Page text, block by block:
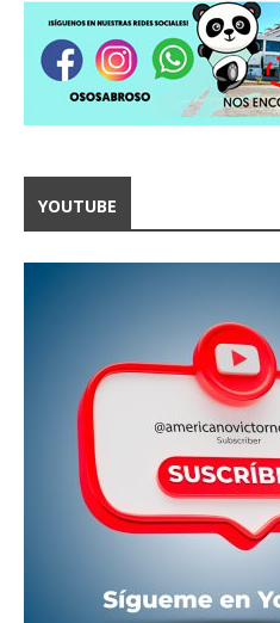
YOUTUBE